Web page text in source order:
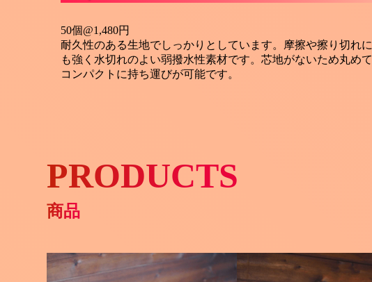
50個@1,480円
耐久性のある生地でしっかりとしています。摩擦や擦り切れに
も強く水切れのよい弱撥水性素材です。芯地がないため丸めて
コンパクトに持ち運びが可能です。
PRODUCTS
商品